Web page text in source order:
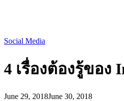
Social Media
4 เรื่องต้องรู้ของ
June 29, 2018June 30, 2018